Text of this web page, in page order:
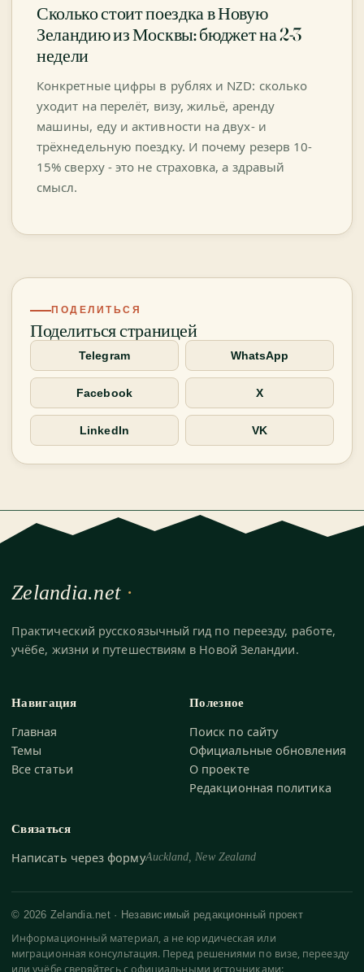
Сколько стоит поездка в Новую
Зеландию из Москвы: бюджет на 2-3
недели
Конкретные цифры в рублях и NZD: сколько
уходит на перелёт, визу, жильё, аренду
машины, еду и активности на двух- и
трёхнедельную поездку. И почему резерв 10-
15% сверху - это не страховка, а здравый
смысл.
ПОДЕЛИТЬСЯ
Поделиться страницей
Telegram WhatsApp
Facebook X
LinkedIn VK
Zelandia.net
Практический русскоязычный гид по переезду, работе,
учёбе, жизни и путешествиям в Новой Зеландии.
Навигация
Главная
Темы
Все статьи
Полезное
Поиск по сайту
Официальные обновления
О проекте
Редакционная политика
Связаться
Написать через формуAuckland, New Zealand
© 2026 Zelandia.net · Независимый редакционный проект
Информационный материал, а не юридическая или
миграционная консультация. Перед решениями по визе, переезду
или учёбе сверяйтесь с официальными источниками: